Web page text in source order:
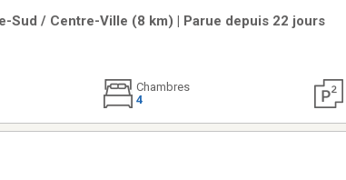
et 1 au sous-sol). Le
Sud / Centre-Ville (8 km) | Parue depuis 22 jours
Chambres
4